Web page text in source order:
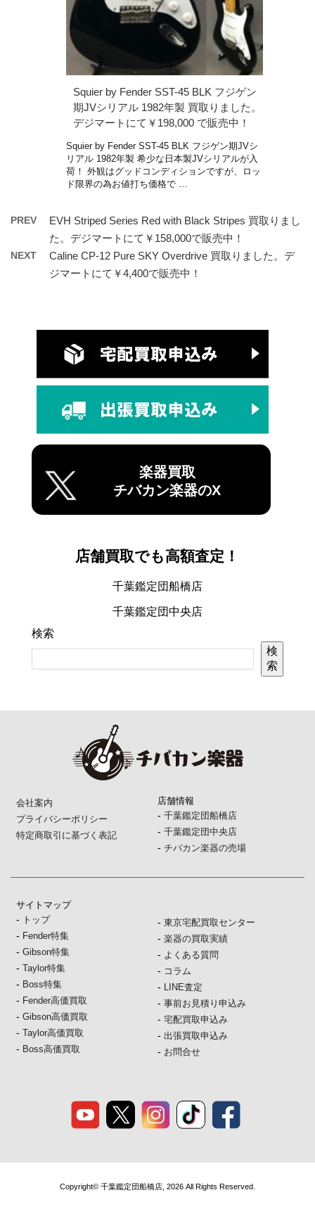
Squier by Fender SST-45 BLK フジゲン
期JVシリアル 1982年製 買取りました。
デジマートにて￥198,000 で販売中！
Squier by Fender SST-45 BLK フジゲン期JVシ
リアル 1982年製 希少な日本製JVシリアルが入
荷！ 外観はグッドコンディションですが、ロッ
ド限界の為お値打ち価格で …
PREV
EVH Striped Series Red with Black Stripes 買取りまし
た。デジマートにて￥158,000で販売中！
NEXT
Caline CP-12 Pure SKY Overdrive 買取りました。デ
ジマートにて￥4,400で販売中！
楽器買取
チバカン楽器のX
店舗買取でも高額査定！
千葉鑑定団船橋店
千葉鑑定団中央店
検索
検
索
会社案内
プライバシーポリシー
特定商取引に基づく表記
店舗情報
- 千葉鑑定団船橋店
- 千葉鑑定団中央店
- チバカン楽器の売場
サイトマップ
- トップ
- Fender特集
-Gibson特集
-Taylor特集
- Boss特集
- Fender高価買取
-Gibson高価買取
-Taylor高価買取
- Boss高価買取
- 東京宅配買取センター
- 楽器の買取実績
- よくある質問
- コラム
- LINE査定
- 事前お見積り申込み
- 宅配買取申込み
- 出張買取申込み
- お問合せ
Copyright© 千葉鑑定団船橋店, 2026 All Rights Reserved.